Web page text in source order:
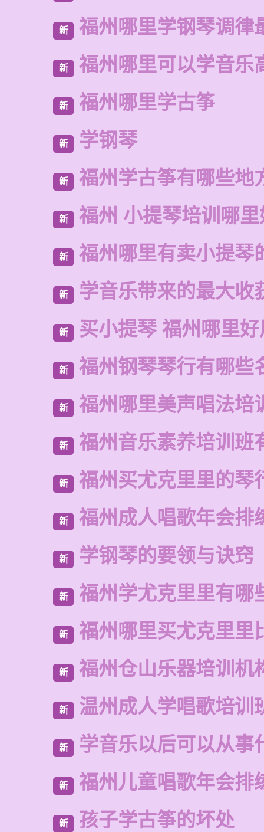
新 福州哪里学钢琴调律
新 福州哪里可以学音乐
新 福州哪里学古筝
新 学钢琴
新 福州学古筝有哪些地
新 福州 小提琴培训哪里
新 福州哪里有卖小提琴
新 学音乐带来的最大收
新 买小提琴 福州哪里
新 福州钢琴琴行有哪些
新 福州哪里美声唱法培
新 福州音乐素养培训班
新 福州买尤克里里的琴
新 福州成人唱歌年会排
新 学钢琴的要领与诀窍
新 福州学尤克里里有哪
新 福州哪里买尤克里里
新 福州仓山乐器培训机
新 温州成人学唱歌培训
新 学音乐以后可以从事
新 福州儿童唱歌年会排
新 孩子学古筝的坏处